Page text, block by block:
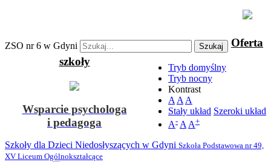
ZSO nr 6 w Gdyni Szukaj
Tryb domyślny
Tryb nocny
Kontrast
A A A
Stały układ Szeroki układ
A- A A+
Szkoły dla Dzieci Niedosłyszących w Gdyni Szkoła Podstawowa nr 49,
XV Liceum Ogólnokształcące
Oferta
szkoły
Wsparcie psychologa
i pedagoga